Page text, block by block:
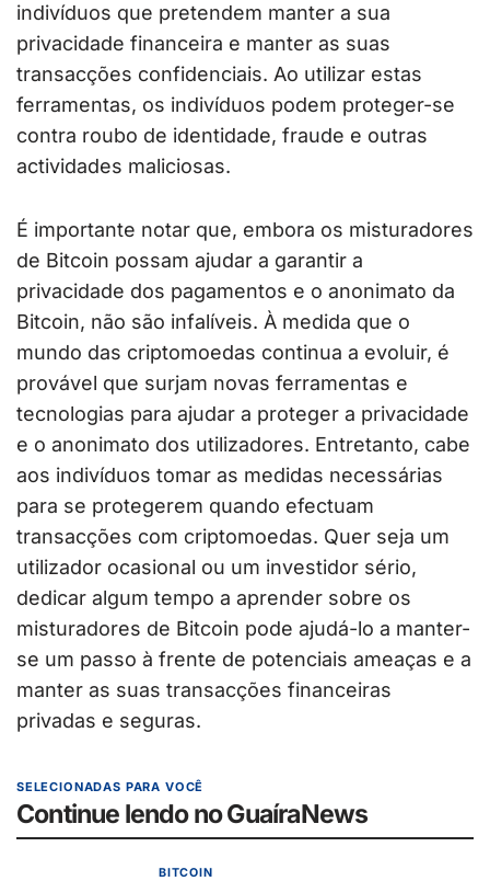
indivíduos que pretendem manter a sua
privacidade financeira e manter as suas
transacções confidenciais. Ao utilizar estas
ferramentas, os indivíduos podem proteger-se
contra roubo de identidade, fraude e outras
actividades maliciosas.
É importante notar que, embora os misturadores
de Bitcoin possam ajudar a garantir a
privacidade dos pagamentos e o anonimato da
Bitcoin, não são infalíveis. À medida que o
mundo das criptomoedas continua a evoluir, é
provável que surjam novas ferramentas e
tecnologias para ajudar a proteger a privacidade
e o anonimato dos utilizadores. Entretanto, cabe
aos indivíduos tomar as medidas necessárias
para se protegerem quando efectuam
transacções com criptomoedas. Quer seja um
utilizador ocasional ou um investidor sério,
dedicar algum tempo a aprender sobre os
misturadores de Bitcoin pode ajudá-lo a manter-
se um passo à frente de potenciais ameaças e a
manter as suas transacções financeiras
privadas e seguras.
SELECIONADAS PARA VOCÊ
Continue lendo no GuaíraNews
BITCOIN